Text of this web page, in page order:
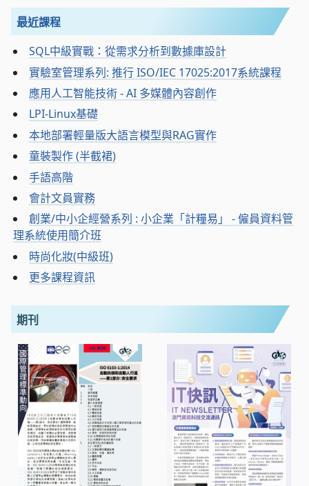
最近課程
SQL中級實戰：從需求分析到數據庫設計
實驗室管理系列: 推行 ISO/IEC 17025:2017系統課程
應用人工智能技術 - AI 多媒體內容創作
LPI-Linux基礎
本地部署輕量版大語言模型與RAG實作
童裝製作 (半截裙)
手語高階
會計文員實務
創業/中小企經營系列 : 小企業「計糧易」 - 僱員資料管
理系統使用簡介班
時尚化妝(中級班)
更多課程資訊
期刊